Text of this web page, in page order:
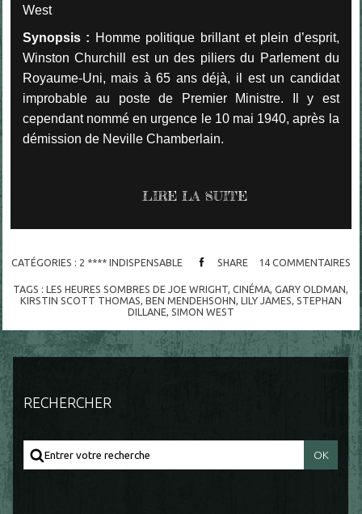
West
Synopsis : Homme politique brillant et plein d’esprit,
Winston Churchill est un des piliers du Parlement du
Royaume-Uni, mais à 65 ans déjà, il est un candidat
improbable au poste de Premier Ministre. Il y est
cependant nommé en urgence le 10 mai 1940, après la
démission de Neville Chamberlain.
LIRE LA SUITE
CATÉGORIES : 2 **** INDISPENSABLE SHARE 14 COMMENTAIRES
TAGS :LES HEURES SOMBRES DE JOE WRIGHT ,CINÉMA ,GARY OLDMAN
KIRSTIN SCOTT THOMAS BEN MENDEHSOHN LILY JAMES STEPHAN
DILLANE SIMON WEST
RECHERCHER